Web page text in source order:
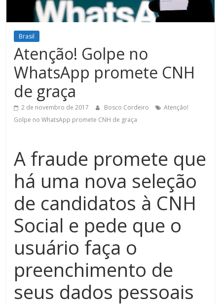
Figueiredo
Brasil
Atenção! Golpe no
WhatsApp promete CNH
de graça
2 de novembro de 2017 Bosco Cordeiro
Atenção!
Golpe no WhatsApp promete CNH de graça
A fraude promete que
há uma nova seleção
de candidatos à CNH
Social e pede que o
usuário faça o
preenchimento de
seus dados pessoais